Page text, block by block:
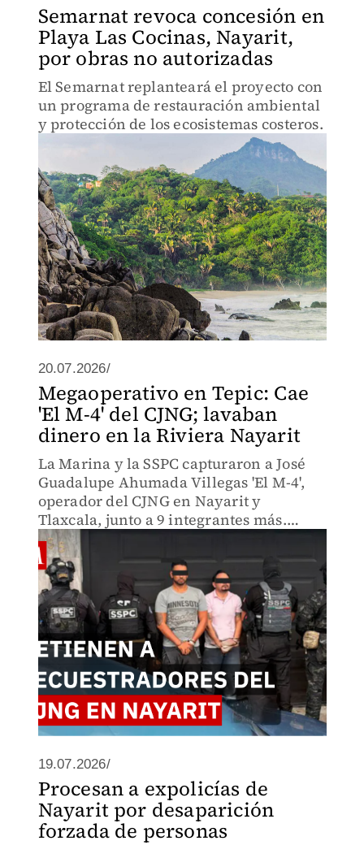
Semarnat revoca concesión en
Playa Las Cocinas, Nayarit,
por obras no autorizadas
El Semarnat replanteará el proyecto con
un programa de restauración ambiental
y protección de los ecosistemas costeros.
20.07.2026/
Megaoperativo en Tepic: Cae
'El M-4' del CJNG; lavaban
dinero en la Riviera Nayarit
La Marina y la SSPC capturaron a José
Guadalupe Ahumada Villegas 'El M-4',
operador del CJNG en Nayarit y
Tlaxcala, junto a 9 integrantes más.
Omar García Harfuch confirmó que
pertenecían a la red de 'El Jardinero'.
19.07.2026/
Procesan a expolicías de
Nayarit por desaparición
forzada de personas